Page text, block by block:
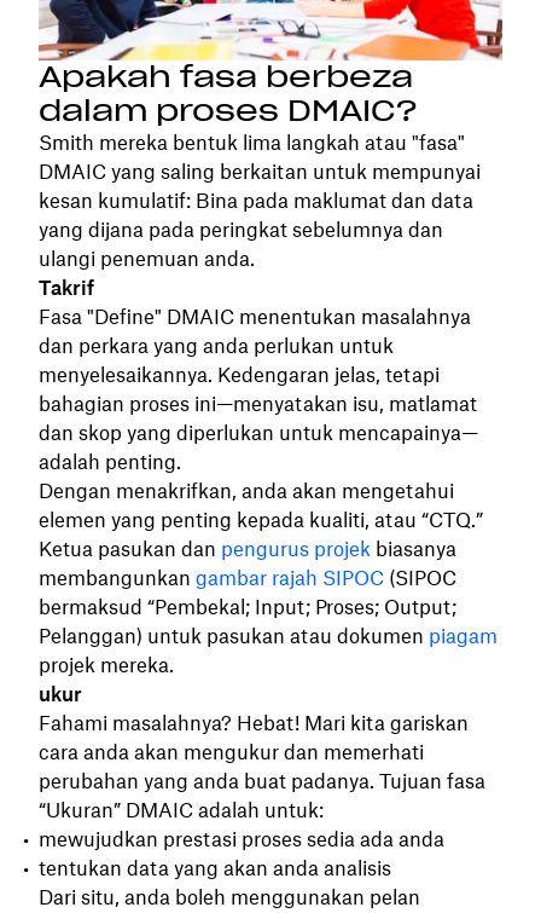
Apakah fasa berbeza
dalam proses DMAIC?
Smith mereka bentuk lima langkah atau "fasa"
DMAIC yang saling berkaitan untuk mempunyai
kesan kumulatif: Bina pada maklumat dan data
yang dijana pada peringkat sebelumnya dan
ulangi penemuan anda.
Takrif
Fasa "Define" DMAIC menentukan masalahnya
dan perkara yang anda perlukan untuk
menyelesaikannya. Kedengaran jelas, tetapi
bahagian proses ini—menyatakan isu, matlamat
dan skop yang diperlukan untuk mencapainya—
adalah penting.
Dengan menakrifkan, anda akan mengetahui
elemen yang penting kepada kualiti, atau “CTQ.”
Ketua pasukan dan pengurus projek biasanya
membangunkan gambar rajah SIPOC (SIPOC
bermaksud “Pembekal; Input; Proses; Output;
Pelanggan) untuk pasukan atau dokumen piagam
projek mereka.
ukur
Fahami masalahnya? Hebat! Mari kita gariskan
cara anda akan mengukur dan memerhati
perubahan yang anda buat padanya. Tujuan fasa
“Ukuran” DMAIC adalah untuk:
mewujudkan prestasi proses sedia ada anda
tentukan data yang akan anda analisis
Dari situ, anda boleh menggunakan pelan